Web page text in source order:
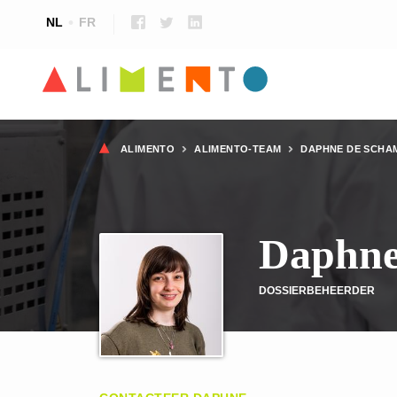
NL FR
Kruimelpad
ALIMENTO ALIMENTO-TEAM DAPHNE DE
DOSSIERBEHEERDER